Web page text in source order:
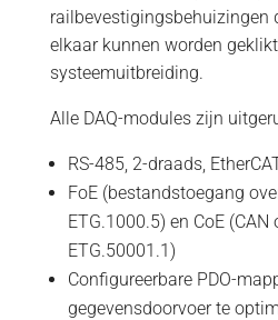
railbevestigingsbehuizingen
elkaar kunnen worden
systeemuitbreiding.
Alle DAQ-modules zijn
RS-485, 2-draads,
FoE (bestandstoegang
ETG.1000.5) en CoE (CAN
ETG.50001.1)
Configureerbare PDO-
gegevensdoorvoer te